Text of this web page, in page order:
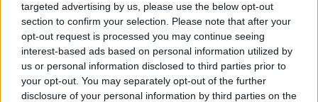
targeted advertising by us, please use the below opt-out
section to confirm your selection. Please note that after your
opt-out request is processed you may continue seeing
interest-based ads based on personal information utilized by
us or personal information disclosed to third parties prior to
your opt-out. You may separately opt-out of the further
disclosure of your personal information by third parties on the
Mi szerepel a plakáton?
?Cím, rendező, színészek és a kredit blokk (az apróbetűs
rész a filmplakát alján, vagyis a stáb kiemelt tagjainak